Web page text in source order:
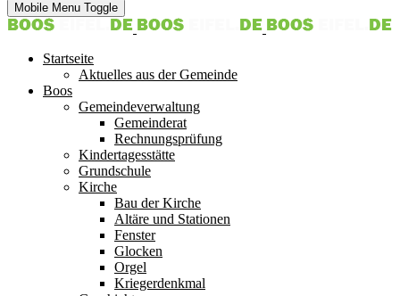
Mobile Menu Toggle
Startseite
Aktuelles aus der Gemeinde
Boos
Gemeindeverwaltung
Gemeinderat
Rechnungsprüfung
Kindertagesstätte
Grundschule
Kirche
Bau der Kirche
Altäre und Stationen
Fenster
Glocken
Orgel
Kriegerdenkmal